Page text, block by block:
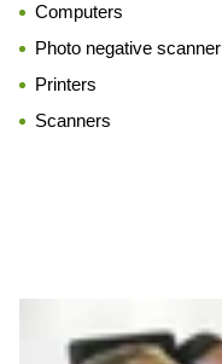
Computers
Photo negative scanner
Printers
Scanners